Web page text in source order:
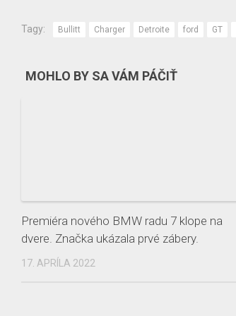
Tagy: Bullitt Charger Detroite ford GT
MOHLO BY SA VÁM PÁČIŤ
Premiéra nového BMW radu 7 klope na
dvere. Značka ukázala prvé zábery.
17. APRÍLA 2022